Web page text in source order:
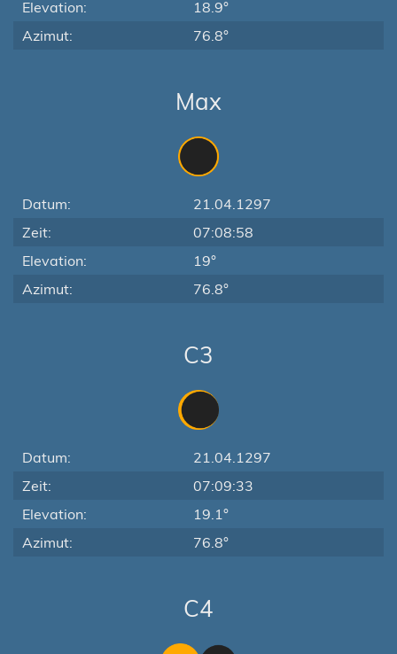
Elevation:
18.9°
Azimut:
76.8°
Max
Datum:
21.04.1297
Zeit:
07:08:58
Elevation:
19°
Azimut:
76.8°
C3
Datum:
21.04.1297
Zeit:
07:09:33
Elevation:
19.1°
Azimut:
76.8°
C4